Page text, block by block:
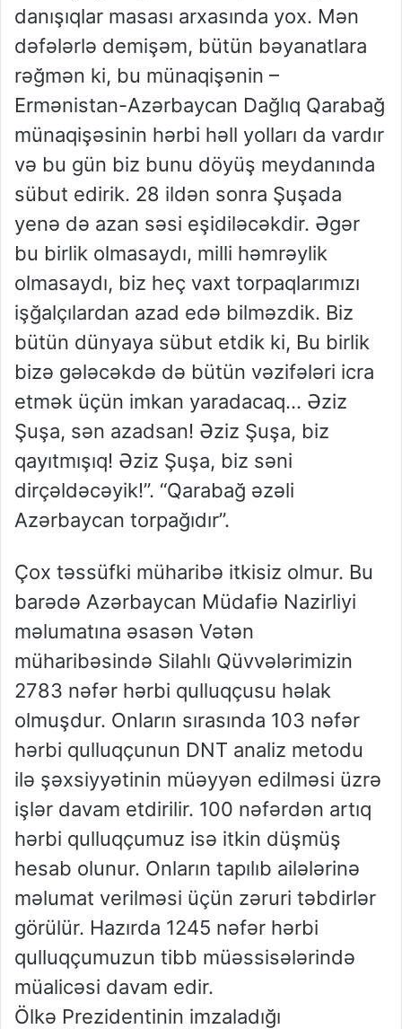
danışıqlar masası arxasında yox. Mən
dəfələrlə demişəm, bütün bəyanatlara
rəğmən ki, bu münaqişənin –
Ermənistan-Azərbaycan Dağlıq Qarabağ
münaqişəsinin hərbi həll yolları da vardır
və bu gün biz bunu döyüş meydanında
sübut edirik. 28 ildən sonra Şuşada
yenə də azan səsi eşidiləcəkdir. Əgər
bu birlik olmasaydı, milli həmrəylik
olmasaydı, biz heç vaxt torpaqlarımızı
işğalçılardan azad edə bilməzdik. Biz
bütün dünyaya sübut etdik ki, Bu birlik
bizə gələcəkdə də bütün vəzifələri icra
etmək üçün imkan yaradacaq… Əziz
Şuşa, sən azadsan! Əziz Şuşa, biz
qayıtmışıq! Əziz Şuşa, biz səni
dirçəldəcəyik!”. “Qarabağ əzəli
Azərbaycan torpağıdır”.
Çox təssüfki müharibə itkisiz olmur. Bu
barədə Azərbaycan Müdafiə Nazirliyi
məlumatına əsasən Vətən
müharibəsində Silahlı Qüvvələrimizin
2783 nəfər hərbi qulluqçusu həlak
olmuşdur. Onların sırasında 103 nəfər
hərbi qulluqçunun DNT analiz metodu
ilə şəxsiyyətinin müəyyən edilməsi üzrə
işlər davam etdirilir. 100 nəfərdən artıq
hərbi qulluqçumuz isə itkin düşmüş
hesab olunur. Onların tapılıb ailələrinə
məlumat verilməsi üçün zəruri təbdirlər
görülür. Hazırda 1245 nəfər hərbi
qulluqçumuzun tibb müəssisələrində
müalicəsi davam edir.
Ölkə Prezidentinin imzaladığı